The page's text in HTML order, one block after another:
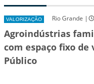
VALORIZAÇÃO Rio Grande |
Agroindústrias
com espaço fixo de
Público